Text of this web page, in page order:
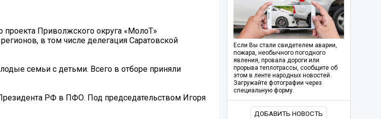
проекта Приволжского округа «МолоТ»
в том числе делегация Саратовской
семьи с детьми. Всего в отборе приняли
РФ в ПФО. Под председательством Игоря
Если Вы стали свидетелем аварии,
пожара, необычного погодного
явления, провала дороги или
прорыва теплотрассы, сообщите об
этом в ленте народных новостей.
Загружайте фотографии через
специальную форму.
ДОБАВИТЬ НОВОСТЬ